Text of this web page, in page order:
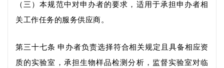
（三）本规范中对申办者的要求，适用于承担申办者相
关工作任务的服务供应商。
第三十七条 申办者负责选择符合相关规定且具备相应资
质的实验室，承担生物样品检测分析 ，监督实验室对临